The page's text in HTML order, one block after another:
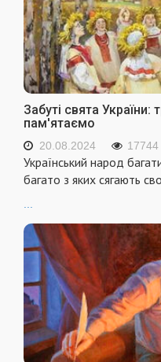
Забуті свята України:
пам'ятаємо
20.08.2024 17744
Український народ
багато з яких сягають
...